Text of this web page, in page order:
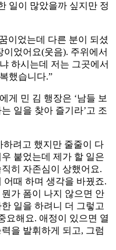
일이 많았을까 싶지만 정
이었는데 다른 분이 되셨
었어요(웃음). 주위에서
하시는데 저는 그곳에서
했습니다.”
게 민 김 행장은 ‘남들 보
일을 찾아 즐기라’고 조
하려고 했지만 줄줄이 다
붙었는데 제가 할 일은
히 자존심이 상했어요.
어때 하며 생각을 바꿨죠.
가 폼이 나지 않으면 안
일을 하려니 더 그렇고
요해요. 애정이 있으면 열
을 발휘하게 되고, 그럼